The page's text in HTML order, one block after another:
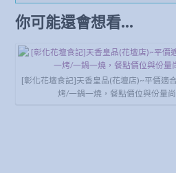
你可能還會想看...
[彰化花壇食記]天香皇品(花壇店)~平價適
烤/一鍋一燒，餐點價位與份量